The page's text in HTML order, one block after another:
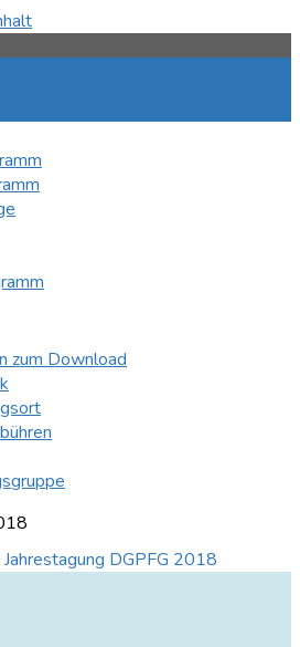
zum Download
Jahrestagung DGPFG 2018